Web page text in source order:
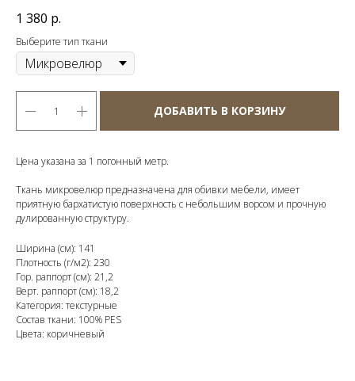
1 380 р.
Выберите тип ткани
ДОБАВИТЬ В КОРЗИНУ
Цена указана за 1 погонный метр.
Ткань микровелюр предназначена для обивки мебели, имеет
приятную бархатистую поверхность с небольшим ворсом и прочную
дулированную структуру.
Ширина (см): 141
Плотность (г/м2): 230
Гор. раппорт (см): 21,2
Верт. раппорт (см): 18,2
Категория: текстурные
Состав ткани: 100% PES
Цвета: коричневый